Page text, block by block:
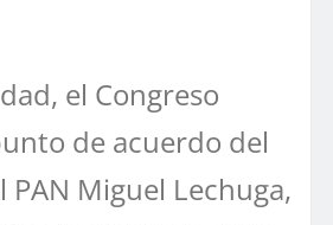
el Congreso
de acuerdo del
Miguel Lechuga,